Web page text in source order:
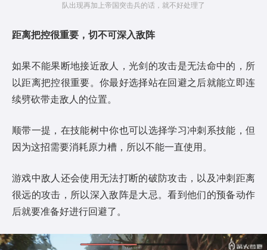
队出现再加上帝国突击兵的话，就不好处理了
距离把控很重要，切不可深入敌阵
如果不能果断地接近敌人，光剑的攻击是无法命中的，所
以距离把控很重要。你最好选择站在回避之后就能立即连
续劈砍带走敌人的位置。
顺带一提，在技能树中你也可以选择学习冲刺系技能，但
因为这招需要消耗原力槽，所以不能一直使用。
游戏中敌人还会使用无法打断的破防攻击，以及冲刺距离
很远的攻击，所以深入敌阵是大忌。看到他们的预备动作
后就要准备好进行回避了。